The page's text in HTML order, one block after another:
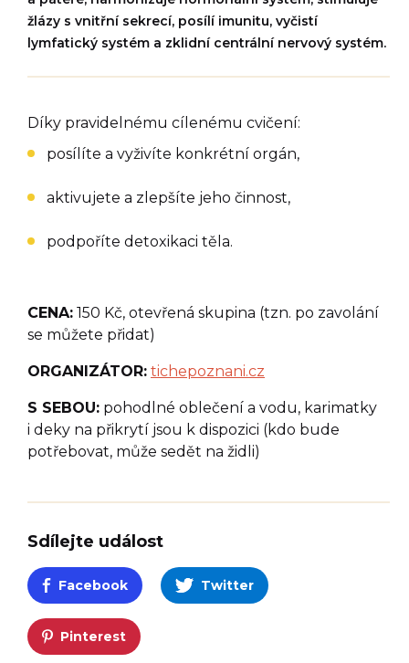
žlázy s vnitřní sekrecí, posílí imunitu, vyčistí
lymfatický systém a zklidní centrální nervový systém.
Díky pravidelnému cílenému cvičení:
posílíte a vyživíte konkrétní orgán,
aktivujete a zlepšíte jeho činnost,
podpoříte detoxikaci těla.
CENA: 150 Kč, otevřená skupina (tzn. po zavolání
se můžete přidat)
ORGANIZÁTOR: tichepoznani.cz
S SEBOU: pohodlné oblečení a vodu, karimatky
i deky na přikrytí jsou k dispozici (kdo bude
potřebovat, může sedět na židli)
Sdílejte událost
Facebook Twitter
Pinterest